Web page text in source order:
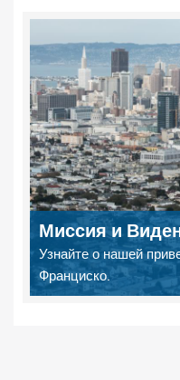
Миссия и
Узнайте о нашей
Франциско.